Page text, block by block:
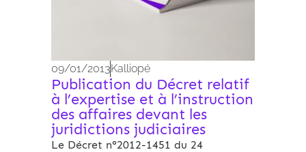
09/01/2013Kalliopé
Publication du Décret relatif
à l’expertise et à l’instruction
des affaires devant les
juridictions judiciaires
Le Décret n°2012-1451 du 24